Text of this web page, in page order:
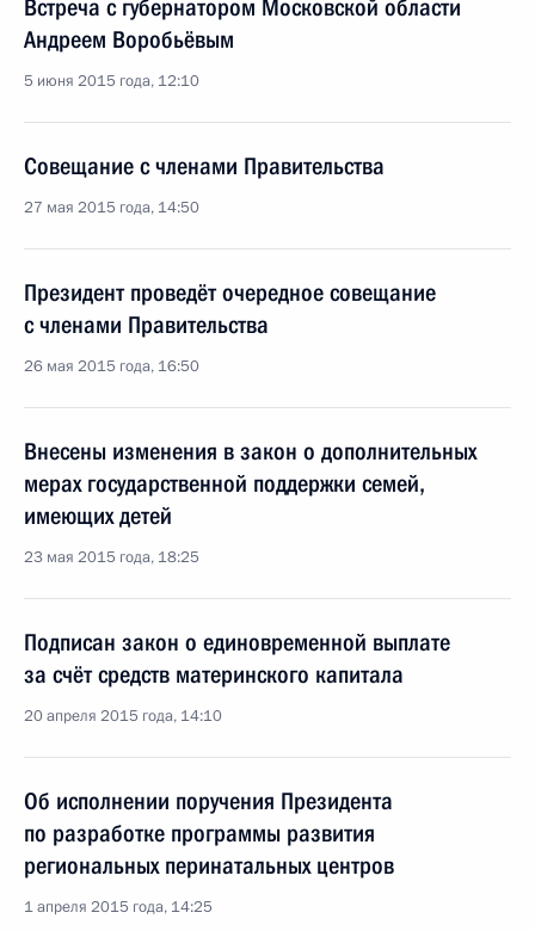
Встреча с губернатором Московской области
Андреем Воробьёвым
5 июня 2015 года, 12:10
Совещание с членами Правительства
27 мая 2015 года, 14:50
Президент проведёт очередное совещание
с членами Правительства
26 мая 2015 года, 16:50
Внесены изменения в закон о дополнительных
мерах государственной поддержки семей,
имеющих детей
23 мая 2015 года, 18:25
Подписан закон о единовременной выплате
за счёт средств материнского капитала
20 апреля 2015 года, 14:10
Об исполнении поручения Президента
по разработке программы развития
региональных перинатальных центров
1 апреля 2015 года, 14:25